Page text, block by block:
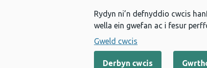
Rydyn ni’n defnyddio cwcis
wella ein gwefan ac i fesur
Gweld cwcis
Derbyn cwcis